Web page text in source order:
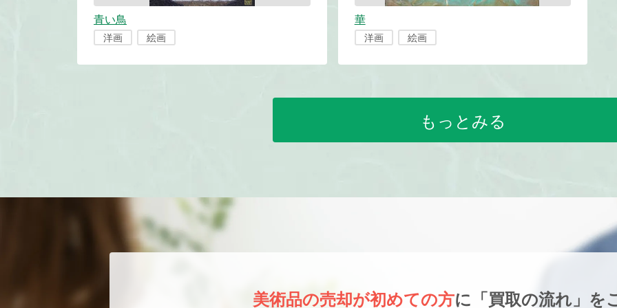
青い鳥
洋画 絵画
華
洋画 絵画
もっとみる
美術品の売却が初めての方に 「買取の流れ」を